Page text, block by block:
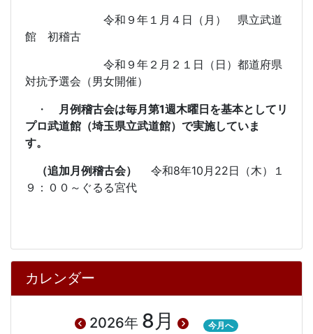
令和９年１月４日（月） 県立武道
館 初稽古
令和９年２月２１日（日）都道府県
対抗予選会（男女開催）
・ 月例稽古会は毎月第1週木曜日を基本としてリ
プロ武道館（埼玉県立武道館）で実施していま
す。
（追加月例稽古会） 令和8年10月22日（木）１
９：００～ぐるる宮代
カレンダー
2026年 8月 今月へ